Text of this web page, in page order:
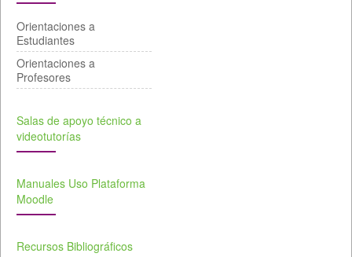
Orientaciones a
Estudiantes
Orientaciones a
Profesores
Salas de apoyo técnico a
videotutorías
Manuales Uso Plataforma
Moodle
Recursos Bibliográficos